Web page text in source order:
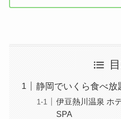
静岡でいくら食べ放
伊豆熱川温泉 ホ
SPA